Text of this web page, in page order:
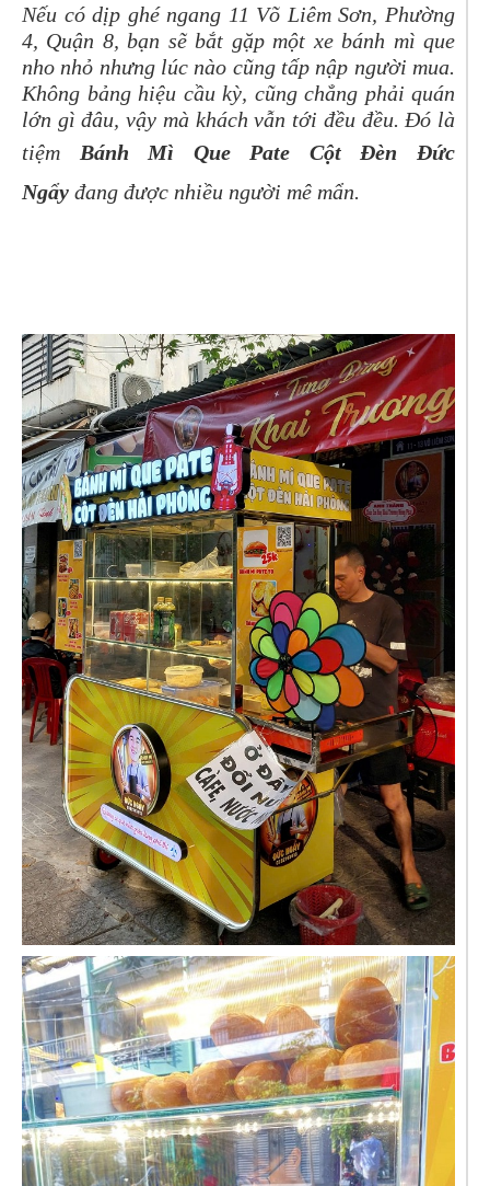
Nếu có dịp ghé ngang 11 Võ Liêm Sơn, Phường
4, Quận 8, bạn sẽ bắt gặp một xe bánh mì que
nho nhỏ nhưng lúc nào cũng tấp nập người mua.
Không bảng hiệu cầu kỳ, cũng chẳng phải quán
lớn gì đâu, vậy mà khách vẫn tới đều đều. Đó là
tiệm Bánh Mì Que Pate Cột Đèn Đức
Ngẩy đang được nhiều người mê mẩn.